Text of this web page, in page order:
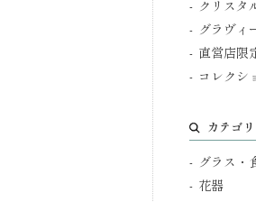
クリスタ
グラヴィ
直営店限
コレクシ
カテゴ
グラス・
花器